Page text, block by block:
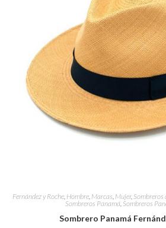
Fernández y Roche, Hombre, Marcas Mujer, Sombreros
Sombreros Panamá Sombreros
Sombrero Panamá